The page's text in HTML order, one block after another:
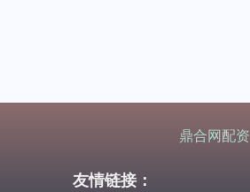
鼎合网配资
友情链接：